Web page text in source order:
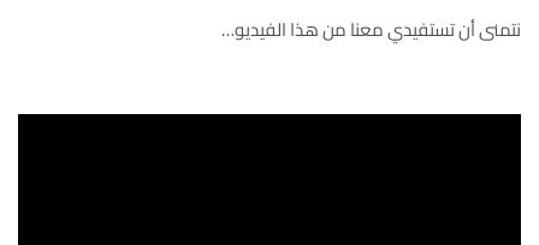
نتمنى أن تستفيدي معنا من هذا الفيديو…